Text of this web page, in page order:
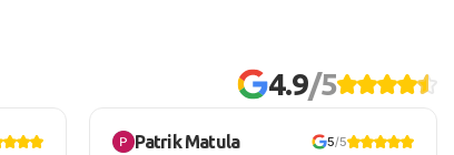
4.9/5
Patrik Matula 5/5